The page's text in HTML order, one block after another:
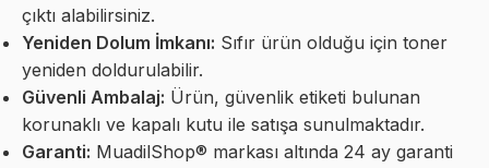
çıktı alabilirsiniz.
Yeniden Dolum İmkanı: Sıfır ürün olduğu için toner
yeniden doldurulabilir.
Güvenli Ambalaj: Ürün, güvenlik etiketi bulunan
korunaklı ve kapalı kutu ile satışa sunulmaktadır.
Garanti: MuadilShop® markası altında 24 ay garanti